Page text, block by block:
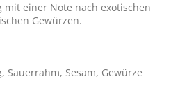
mit einer Note nach exotischen
Gewürzen.
Sauerrahm, Sesam, Gewürze